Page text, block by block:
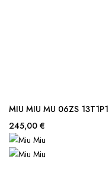
MIU MIU MU 06ZS 13T1P1
245,00 €